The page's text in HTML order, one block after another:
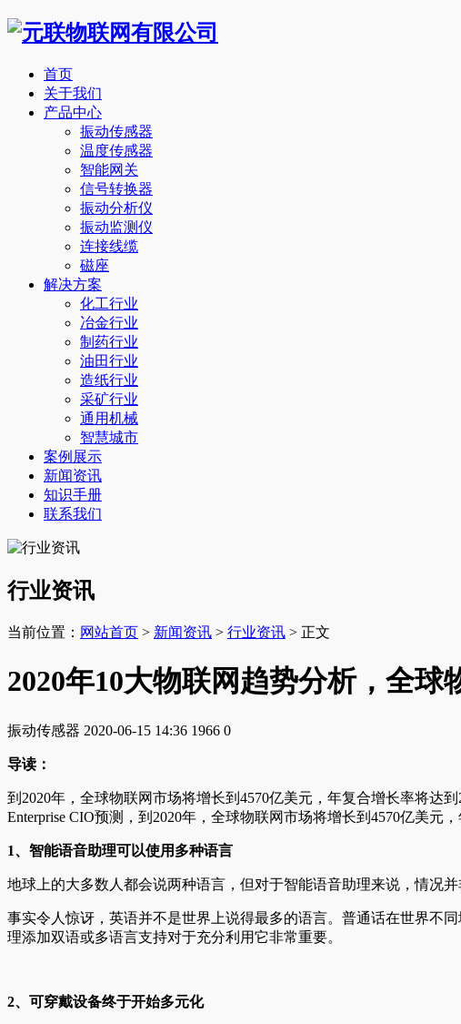
首页
关于我们
产品中心
振动传感器
温度传感器
智能网关
信号转换器
振动分析仪
振动监测仪
连接线缆
磁座
解决方案
化工行业
冶金行业
制药行业
油田行业
造纸行业
采矿行业
通用机械
智慧城市
案例展示
新闻资讯
知识手册
联系我们
行业资讯
当前位置： 网站首页 > 新闻资讯 > 行业资讯 > 正文
2020年10大物联网趋势分析，全
振动传感器 2020-06-15 14:36 1966 0
导读：
到2020年，全球物联网市场将增长到4570亿美元，年复合增长率将达
Enterprise CIO预测，到2020年，全球物联网市场将增长到4570亿美元，
1、智能语音助理可以使用多种语言
地球上的大多数人都会说两种语言，但对于智能语音助理来说，情况
事实令人惊讶，英语并不是世界上说得最多的语言。普通话在世界不
理添加双语或多语言支持对于充分利用它非常重要。
2、可穿戴设备终于开始多元化